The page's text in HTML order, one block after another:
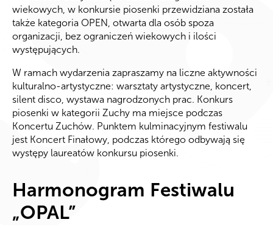
wiekowych, w konkursie piosenki przewidziana została
także kategoria OPEN, otwarta dla osób spoza
organizacji, bez ograniczeń wiekowych i ilości
występujących.
W ramach wydarzenia zapraszamy na liczne aktywności
kulturalno-artystyczne: warsztaty artystyczne, koncert,
silent disco, wystawa nagrodzonych prac. Konkurs
piosenki w kategorii Zuchy ma miejsce podczas
Koncertu Zuchów. Punktem kulminacyjnym festiwalu
jest Koncert Finałowy, podczas którego odbywają się
występy laureatów konkursu piosenki.
Harmonogram Festiwalu
„OPAL”